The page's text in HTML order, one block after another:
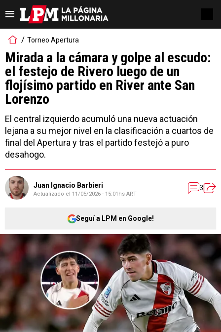
Torneo Apertura
Mirada a la cámara y golpe al escudo:
el festejo de Rivero luego de un
flojísimo partido en River ante San
Lorenzo
El central izquierdo acumuló una nueva actuación
lejana a su mejor nivel en la clasificación a cuartos de
final del Apertura y tras el partido festejó a puro
desahogo.
Juan Ignacio Barbieri
Actualizado el 11/05/2026 - 15:01hs ART
3
Seguí a LPM en Google!